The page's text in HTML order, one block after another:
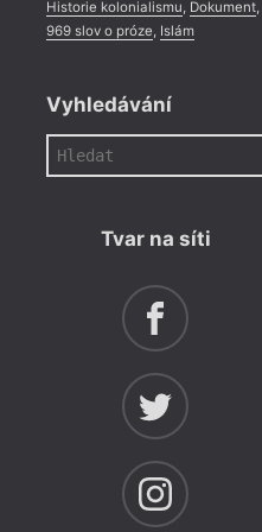
Historie kolonialismu Dokument,
969 slov o próze Islám
Vyhledávání
Tvar na síti